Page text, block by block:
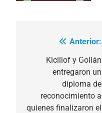
Navegación
entradas
Anterior:
Kicillof y Gollán
entregaron un
diploma de
reconocimiento a
quienes finalizaron el